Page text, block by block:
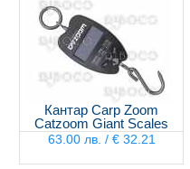
Кантар Carp Zoom
Catzoom Giant Scales
63.00 лв. / € 32.21